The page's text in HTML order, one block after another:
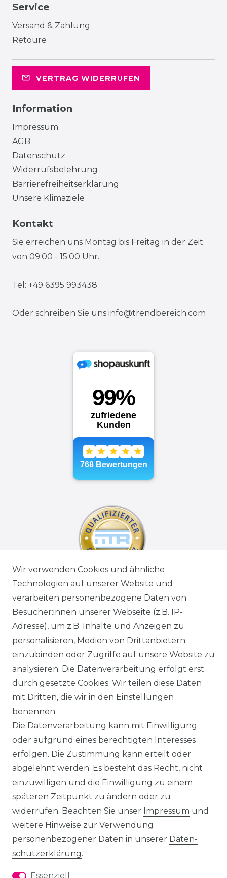
Service
Versand & Zahlung
Retoure
VERTRAG WIDERRUFEN
Information
Impressum
AGB
Datenschutz
Widerrufsbelehrung
Barrierefreiheitserklärung
Unsere Klimaziele
Kontakt
Sie erreichen uns Montag bis Freitag in der Zeit
von 09:00 - 15:00 Uhr.
Tel: +49 6395 993438
Oder schreiben Sie uns info@trendbereich.com
Wir verwenden Cookies und ähnliche
Technologien auf unserer Website und
verarbeiten personenbezogene Daten von
Besucher:innen unserer Webseite (z.B. IP-
Adresse), um z.B. Inhalte und Anzeigen zu
personalisieren, Medien von Drittanbietern
einzubinden oder Zugriffe auf unsere Website zu
analysieren. Die Datenverarbeitung erfolgt erst
durch gesetzte Cookies. Wir teilen diese Daten
mit Dritten, die wir in den Einstellungen
benennen.
Die Datenverarbeitung kann mit Einwilligung
oder aufgrund eines berechtigten Interesses
erfolgen. Die Zustimmung kann erteilt oder
abgelehnt werden. Es besteht das Recht, nicht
einzuwilligen und die Einwilligung zu einem
späteren Zeitpunkt zu ändern oder zu
widerrufen. Beachten Sie unser Impressum und
weitere Hinweise zur Verwendung
personenbezogener Daten in unserer Daten­
schutz­erklärung.
Essenziell